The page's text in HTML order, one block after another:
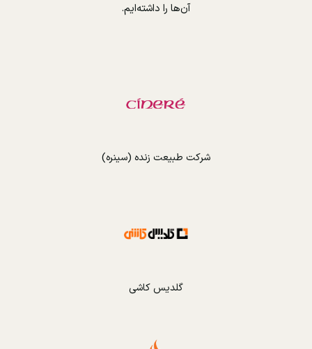
آن‌ها را داشته‌ایم.
شرکت طبیعت زنده (سینره)
گلدیس کاشی